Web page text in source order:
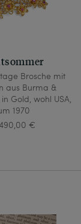
Brosche mit
aus Burma &
Gold, wohl USA,
1970
€